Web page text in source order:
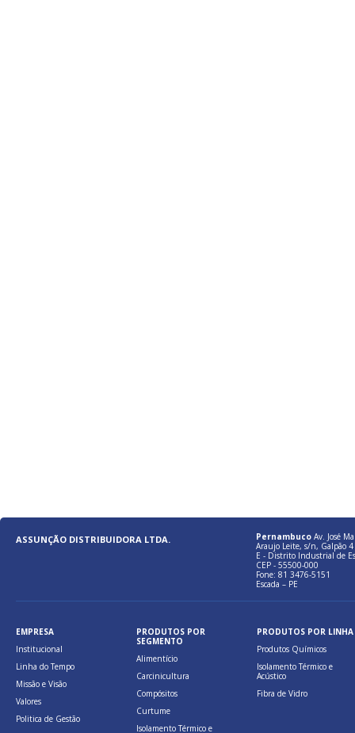
ASSUNÇÃO DISTRIBUIDORA LTDA. Pernambuco Av. José
Araujo Leite, s/n, Galpão 4
E - Distrito Industrial de
CEP - 55500-000
Fone: 81 3476-5151
Escada – PE
EMPRESA
Institucional
Linha do Tempo
Missão e Visão
Valores
Politica de Gestão
PRODUTOS POR
SEGMENTO
Alimentício
Carcinicultura
Compósitos
Curtume
Isolamento Térmico e
PRODUTOS POR LINHA
Produtos Químicos
Isolamento Térmico e
Acústico
Fibra de Vidro